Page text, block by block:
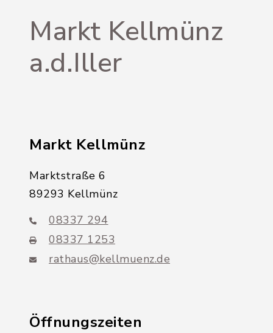
Markt Kellmünz
a.d.Iller
Markt Kellmünz
Marktstraße 6
89293 Kellmünz
08337 294
08337 1253
rathaus@kellmuenz.de
Öffnungszeiten